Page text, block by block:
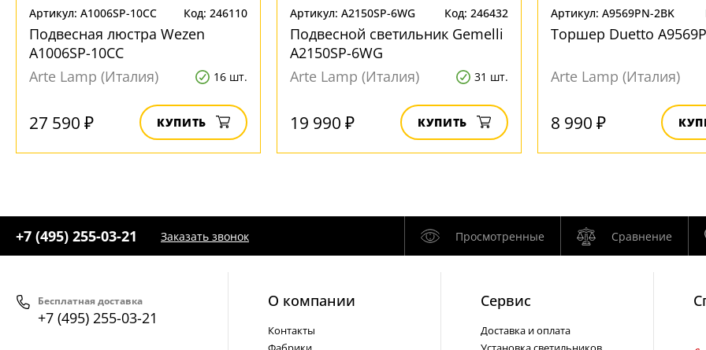
Артикул: A1006SP-10CC Код: 246110
Подвесная люстра Wezen
A1006SP-10CC
Arte Lamp (Италия)
16 шт.
27 590 ₽ КУПИТЬ
Артикул: A2150SP-6WG Код: 246432
Подвесной светильник Gemelli
A2150SP-6WG
Arte Lamp (Италия)
31 шт.
19 990 ₽ КУПИТЬ
Артикул: A9569PN-2BK
Торшер Duetto
Arte Lamp (Италия)
8 990 ₽
+7 (495) 255-03-21 Заказать звонок Просмотренные Сравнение
Бесплатная доставка
+7 (495) 255-03-21
О компании
Контакты
Cервис
Доставка и оплата